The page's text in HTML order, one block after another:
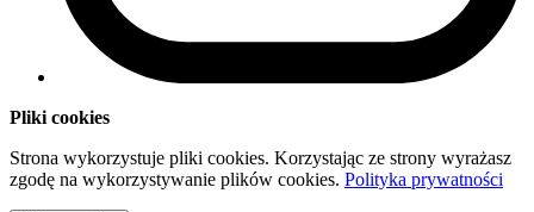
Pliki cookies
Strona wykorzystuje pliki cookies. Korzystając ze strony wyrażasz
zgodę na wykorzystywanie plików cookies. Polityka prywatności